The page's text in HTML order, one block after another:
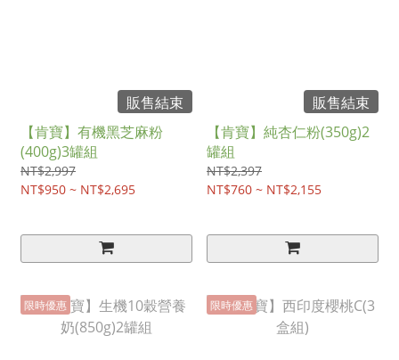
販售結束
【肯寶】有機黑芝麻粉
(400g)3罐組
NT$2,997
NT$950 ~ NT$2,695
販售結束
【肯寶】純杏仁粉(350g)2
罐組
NT$2,397
NT$760 ~ NT$2,155
限時優惠 限時優惠